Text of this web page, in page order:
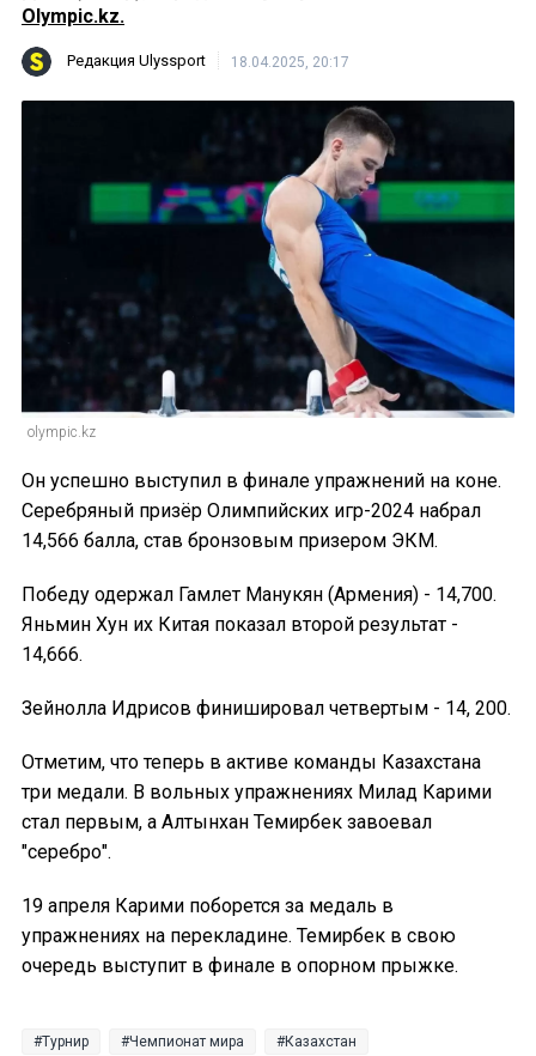
Olympic.kz.
Редакция Ulyssport 18.04.2025, 20:17
olympic.kz
Он успешно выступил в финале упражнений на коне.
Серебряный призёр Олимпийских игр-2024 набрал
14,566 балла, став бронзовым призером ЭКМ.
Победу одержал Гамлет Манукян (Армения) - 14,700.
Яньмин Хун их Китая показал второй результат -
14,666.
Зейнолла Идрисов финишировал четвертым - 14, 200.
Отметим, что теперь в активе команды Казахстана
три медали. В вольных упражнениях Милад Карими
стал первым, а Алтынхан Темирбек завоевал
"серебро".
19 апреля Карими поборется за медаль в
упражнениях на перекладине. Темирбек в свою
очередь выступит в финале в опорном прыжке.
Турнир Чемпионат мира Казахстан